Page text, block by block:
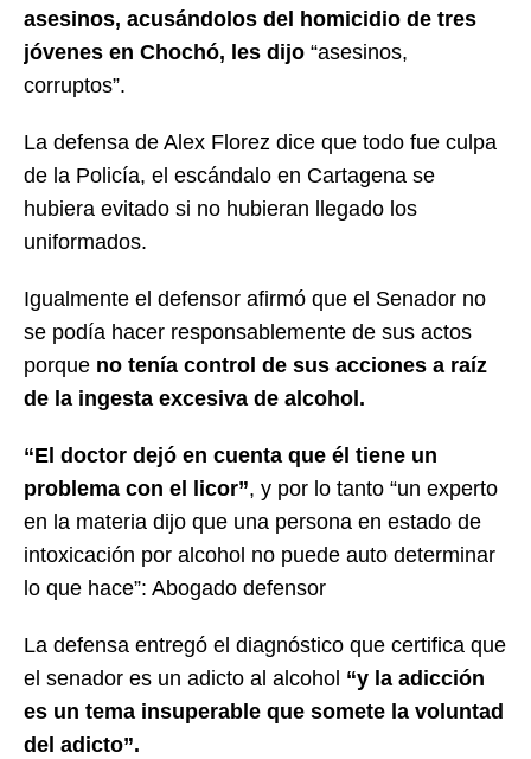
asesinos, acusándolos del homicidio de tres
jóvenes en Chochó, les dijo “asesinos,
corruptos”.
La defensa de Alex Florez dice que todo fue culpa
de la Policía, el escándalo en Cartagena se
hubiera evitado si no hubieran llegado los
uniformados.
Igualmente el defensor afirmó que el Senador no
se podía hacer responsablemente de sus actos
porque no tenía control de sus acciones a raíz
de la ingesta excesiva de alcohol.
“El doctor dejó en cuenta que él tiene un
problema con el licor”, y por lo tanto “un experto
en la materia dijo que una persona en estado de
intoxicación por alcohol no puede auto determinar
lo que hace”: Abogado defensor
La defensa entregó el diagnóstico que certifica que
el senador es un adicto al alcohol “y la adicción
es un tema insuperable que somete la voluntad
del adicto”.